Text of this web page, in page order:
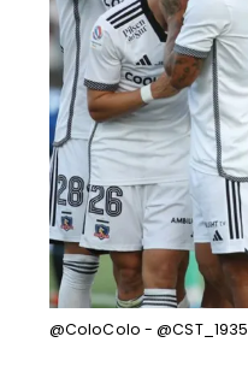
@ColoColo - @CST_1935